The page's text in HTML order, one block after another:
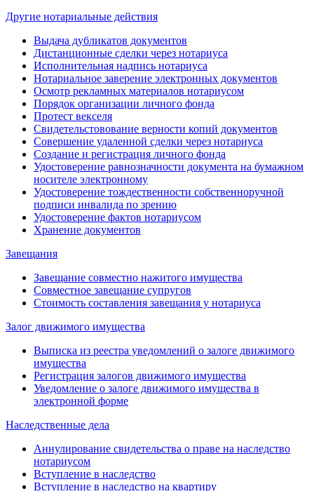
Другие нотариальные действия
Выдача дубликатов документов
Дистанционные сделки через нотариуса
Исполнительная надпись нотариуса
Нотариальное заверение электронных документов
Осмотр рекламных материалов нотариусом
Порядок организации личного фонда
Протест векселя
Свидетельстовование верности копий документов
Совершение удаленной сделки через нотариуса
Создание и регистрация личного фонда
Удостоверение равнозначности документа на бумажном
носителе электронному
Удостоверение тождественности собственноручной
подписи инвалида по зрению
Удостоверение фактов нотариусом
Хранение документов
Завещания
Завещание совместно нажитого имущества
Совместное завещание супругов
Стоимость составления завещания у нотариуса
Залог движимого имущества
Выписка из реестра уведомлений о залоге движимого
имущества
Регистрация залогов движимого имущества
Уведомление о залоге движимого имущества в
электронной форме
Наследственные дела
Аннулирование свидетельства о праве на наследство
нотариусом
Вступление в наследство
Вступление в наследство на квартиру